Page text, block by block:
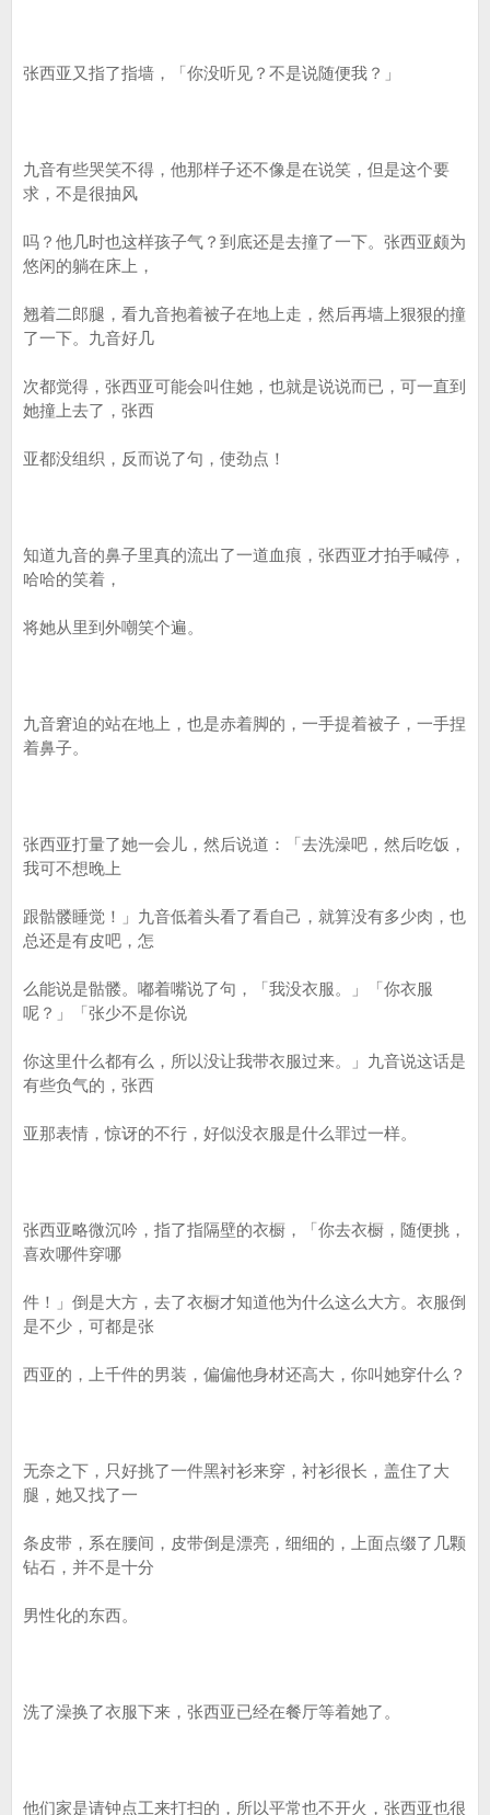
张西亚又指了指墙，「你没听见？不是说随便我？」
九音有些哭笑不得，他那样子还不像是在说笑，但是这个要
求，不是很抽风
吗？他几时也这样孩子气？到底还是去撞了一下。张西亚颇为
悠闲的躺在床上，
翘着二郎腿，看九音抱着被子在地上走，然后再墙上狠狠的撞
了一下。九音好几
次都觉得，张西亚可能会叫住她，也就是说说而已，可一直到
她撞上去了，张西
亚都没组织，反而说了句，使劲点！
知道九音的鼻子里真的流出了一道血痕，张西亚才拍手喊停，
哈哈的笑着，
将她从里到外嘲笑个遍。
九音窘迫的站在地上，也是赤着脚的，一手提着被子，一手捏
着鼻子。
张西亚打量了她一会儿，然后说道：「去洗澡吧，然后吃饭，
我可不想晚上
跟骷髅睡觉！」九音低着头看了看自己，就算没有多少肉，也
总还是有皮吧，怎
么能说是骷髅。嘟着嘴说了句，「我没衣服。」「你衣服
呢？」「张少不是你说
你这里什么都有么，所以没让我带衣服过来。」九音说这话是
有些负气的，张西
亚那表情，惊讶的不行，好似没衣服是什么罪过一样。
张西亚略微沉吟，指了指隔壁的衣橱，「你去衣橱，随便挑，
喜欢哪件穿哪
件！」倒是大方，去了衣橱才知道他为什么这么大方。衣服倒
是不少，可都是张
西亚的，上千件的男装，偏偏他身材还高大，你叫她穿什么？
无奈之下，只好挑了一件黑衬衫来穿，衬衫很长，盖住了大
腿，她又找了一
条皮带，系在腰间，皮带倒是漂亮，细细的，上面点缀了几颗
钻石，并不是十分
男性化的东西。
洗了澡换了衣服下来，张西亚已经在餐厅等着她了。
他们家是请钟点工来打扫的，所以平常也不开火，张西亚也很